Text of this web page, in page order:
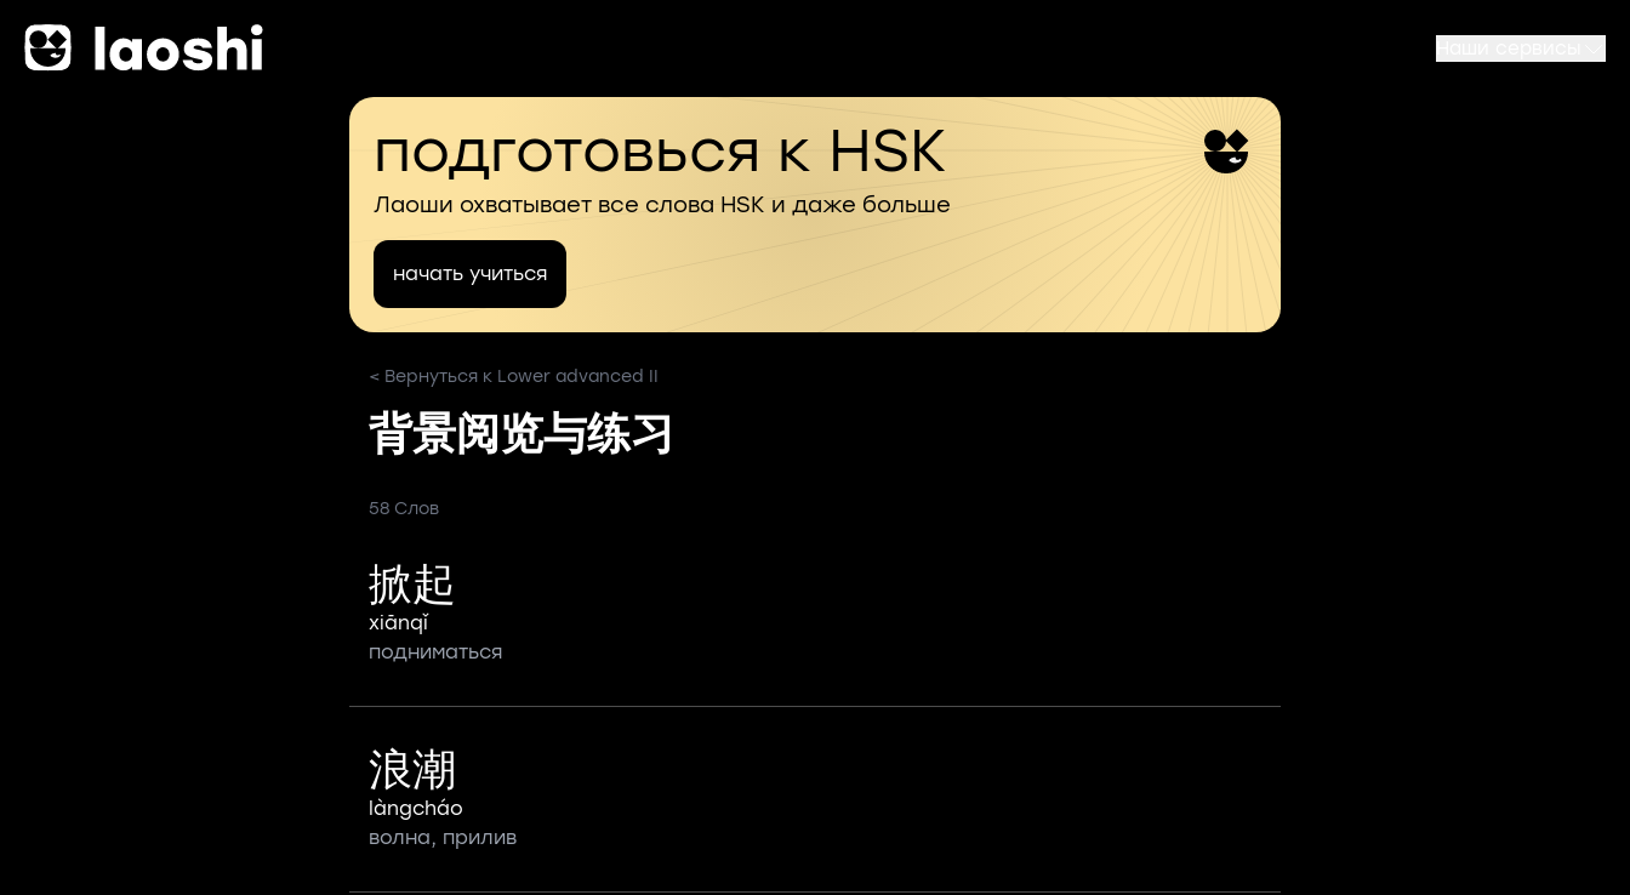
подготовься к HSK
Лаоши охватывает все слова HSK и даже больше
начать учиться
< Вернуться к Lower advanced II
背景阅览与练习
58 Слов
掀起
xiānqǐ
подниматься
浪潮
làngcháo
волна, прилив